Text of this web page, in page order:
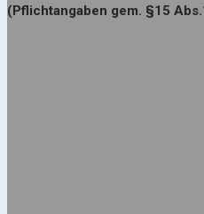
(Pflichtangaben gem. §15